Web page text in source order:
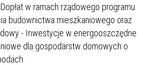
w ramach rządowego programu
budownictwa mieszkaniowego oraz
- Inwestycje w energooszczędne
dla gospodarstw domowych o